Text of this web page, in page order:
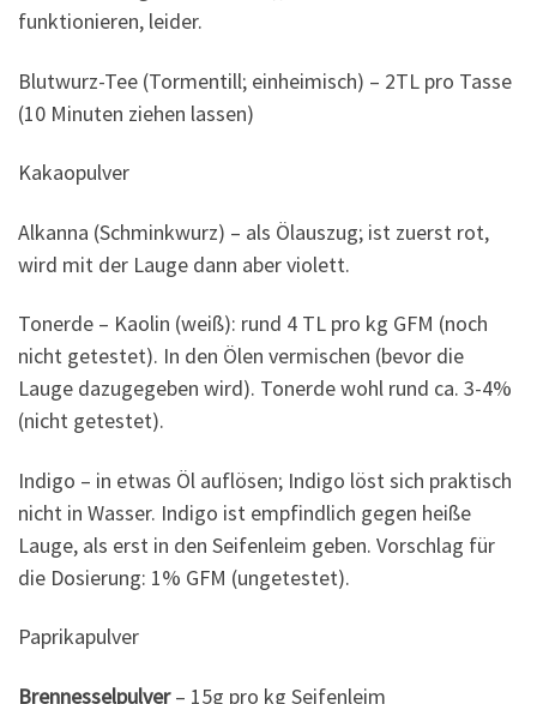
funktionieren, leider.
Blutwurz-Tee (Tormentill; einheimisch) – 2TL pro Tasse
(10 Minuten ziehen lassen)
Kakaopulver
Alkanna (Schminkwurz) – als Ölauszug; ist zuerst rot,
wird mit der Lauge dann aber violett.
Tonerde – Kaolin (weiß): rund 4 TL pro kg GFM (noch
nicht getestet). In den Ölen vermischen (bevor die
Lauge dazugegeben wird). Tonerde wohl rund ca. 3-4%
(nicht getestet).
Indigo – in etwas Öl auflösen; Indigo löst sich praktisch
nicht in Wasser. Indigo ist empfindlich gegen heiße
Lauge, als erst in den Seifenleim geben. Vorschlag für
die Dosierung: 1% GFM (ungetestet).
Paprikapulver
Brennesselpulver– 15g pro kg Seifenleim